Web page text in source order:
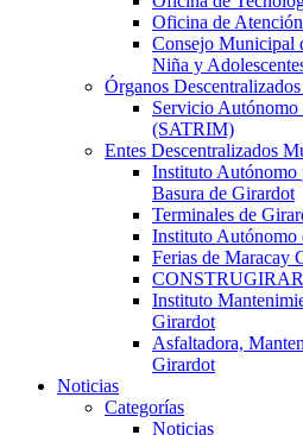
Oficina de
Consejo Municipal
Niña y
Órganos
Servicio
(SATRIM)
Entes Descentralizados
Instituto Autónomo
Basura de Girardot
Terminales de
Instituto Autónomo
Ferias de Maracay
Instituto
Girardot
Asfaltadora,
Girardot
Noticias
Categorías
Noticias